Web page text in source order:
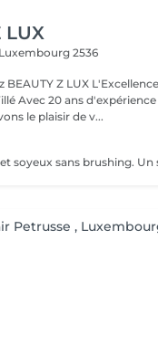
LUX
Luxembourg 2536
BEAUTY Z LUX
et en
le plaisir de v...